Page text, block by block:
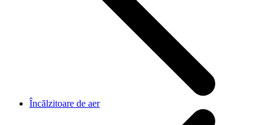
Încălzitoare de aer